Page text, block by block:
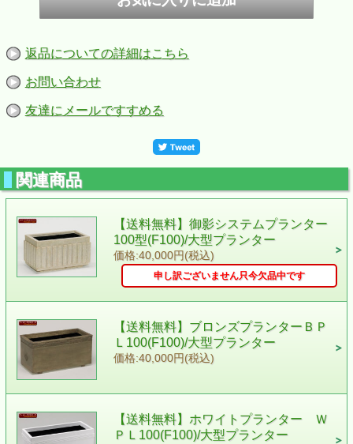
返品についての詳細はこちら
お問い合わせ
友達にメールですすめる
関連商品
【送料無料】御影システムプランター
100型(F100)/大型プランター
価格:40,000円(税込)
申し訳ございません只今欠品中です
【送料無料】ブロンズプランターＢＰ
Ｌ100(F100)/大型プランター
価格:40,000円(税込)
【送料無料】ホワイトプランター Ｗ
ＰＬ100(F100)/大型プランター